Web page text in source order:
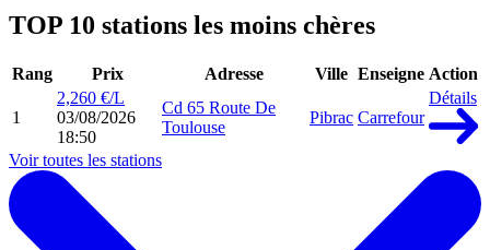
TOP 10 stations les moins chères
Rang Prix Adresse Ville Enseigne Action
1
2,260 €/L
03/08/2026
18:50
Cd 65 Route De
Toulouse
Pibrac Carrefour
Détails
Voir toutes les stations